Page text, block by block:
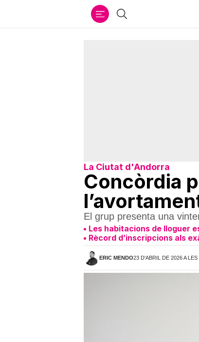
Cercar
La Ciutat d'Andorra
Concòrdia
El grup presenta una
Les habitacions de lloguer
Rècord d’inscripcions als
ERIC MENDO23 D'ABRIL DE 2026 A LES